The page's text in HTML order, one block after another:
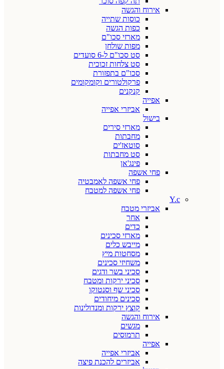
אירוח והגשה
כוסות שתייה
כפות הגשה
מארזי סכו"ם
מפות שולחן
סט סכו"ם ל-6 סועדים
סט צלחות זכוכית
סכו"ם בתפזורת
פרקולטורים וקומקומים
קנקנים
אפייה
אביזרי אפייה
בישול
מארזי סירים
מחבתות
סוטאז'ים
סט מחבתות
פינג'אן
פחי אשפה
פחי אשפה לאמבטיה
פחי אשפה למטבח
Y.c
אביזרי מטבח
אחר
כדים
מארזי סכינים
מייבש כלים
מסחטות מיץ
משחיזי סכינים
סכיני בשר ודגים
סכיני ירקות ומטבח
סכיני שף וסנטוקו
סכינים מיחודים
קוצץ ירקות ומנדולינות
אירוח והגשה
מגשים
תרמוסים
אפייה
אביזרי אפייה
אביזרים להכנת פיצה